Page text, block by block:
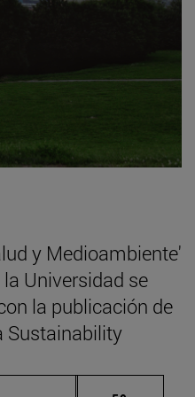
y Medioambiente'
Universidad se
la publicación de
Sustainability